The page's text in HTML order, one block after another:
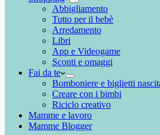
Abbigliamento
Tutto per il bebè
Arredamento
Libri
App e Videogame
Sconti e omaggi
Fai da te
Bomboniere e biglietti
Creare con i bimbi
Riciclo creativo
Mamme e lavoro
Mamme Blogger